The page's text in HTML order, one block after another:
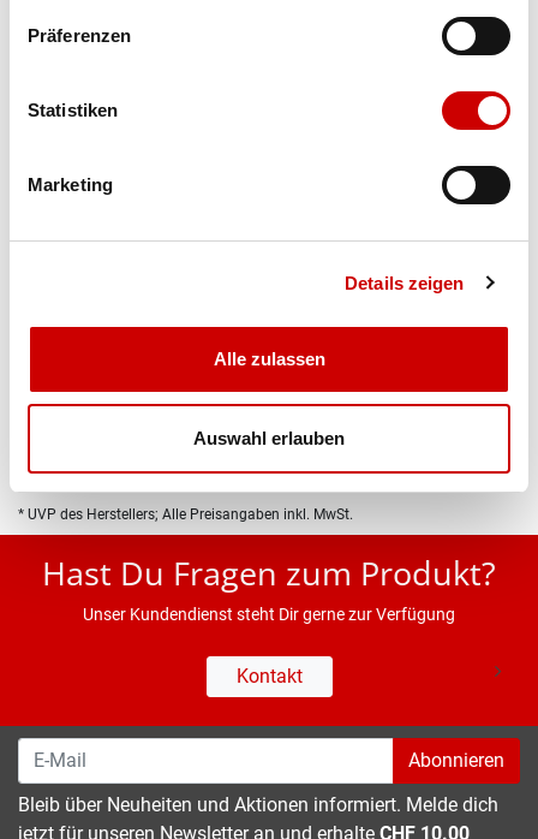
Präferenzen
Statistiken
Marketing
Details zeigen
Alle zulassen
Auswahl erlauben
IN DEN WARENKORB
Bis 17:00 Uhr bestellen: morgen geliefert - ab CHF 50.00
Produktbeschreibung
* UVP des Herstellers; Alle Preisangaben inkl. MwSt.
Hast Du Fragen zum Produkt?
Unser Kundendienst steht Dir gerne zur Verfügung
Kontakt
Abonnieren
Bleib über Neuheiten und Aktionen informiert. Melde dich
jetzt für unseren Newsletter an und erhalte CHF 10.00